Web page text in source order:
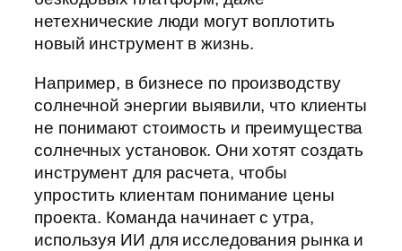
нетехнические люди могут воплотить
новый инструмент в жизнь.
Например, в бизнесе по производству
солнечной энергии выявили, что клиенты
не понимают стоимость и преимущества
солнечных установок. Они хотят создать
инструмент для расчета, чтобы
упростить клиентам понимание цены
проекта. Команда начинает с утра,
используя ИИ для исследования рынка и